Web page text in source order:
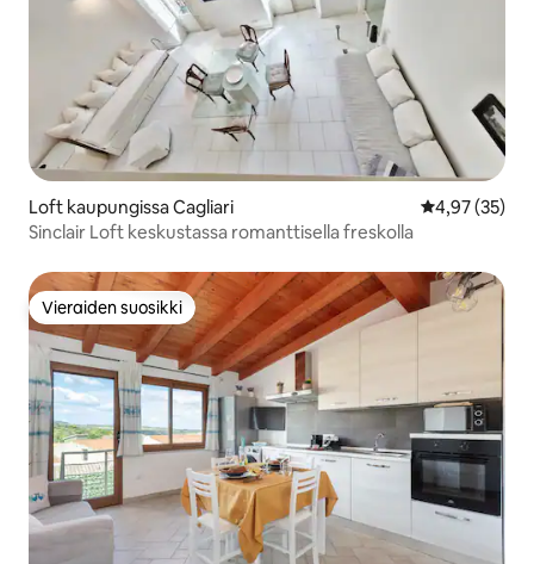
Loft kaupungissa Cagliari
4,97 (35)
Sinclair Loft keskustassa romanttisella freskolla
Vieraiden suosikki
Vieraiden suosikki